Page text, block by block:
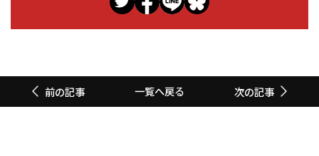
前の記事 一覧へ戻る 次の記事